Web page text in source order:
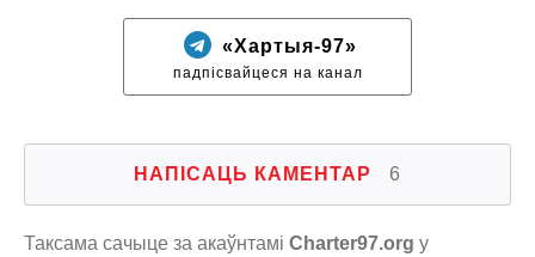
«Хартыя-97»
падпісвайцеся на канал
НАПІСАЦЬ КАМЕНТАР 6
Таксама сачыце за акаўнтамі Charter97.org у